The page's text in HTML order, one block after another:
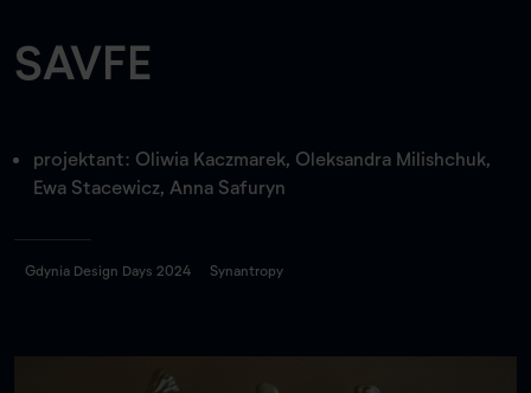
SAVFE
projektant: Oliwia Kaczmarek, Oleksandra Milishchuk,
Ewa Stacewicz, Anna Safuryn
Gdynia Design Days 2024 Synantropy